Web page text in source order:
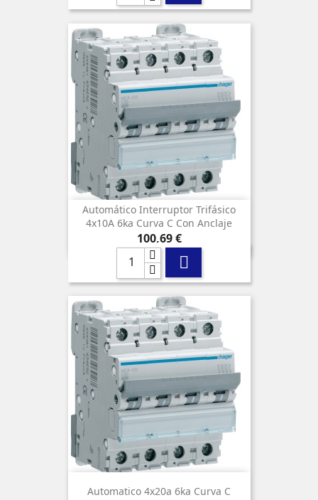
Automático Interruptor Trifásico
4x10A 6ka Curva C Con Anclaje
Precio
100,69 €

Automatico 4x20a 6ka Curva C